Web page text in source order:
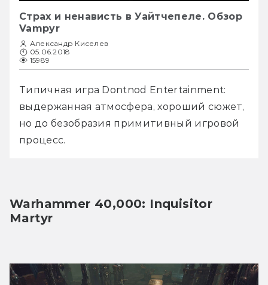
Страх и ненависть в Уайтчепеле. Обзор
Vampyr
Александр Киселев
05.06.2018
15989
Типичная игра Dontnod Entertainment:
выдержанная атмосфера, хороший сюжет,
но до безобразия примитивный игровой
процесс.
Warhammer 40,000: Inquisitor
Martyr